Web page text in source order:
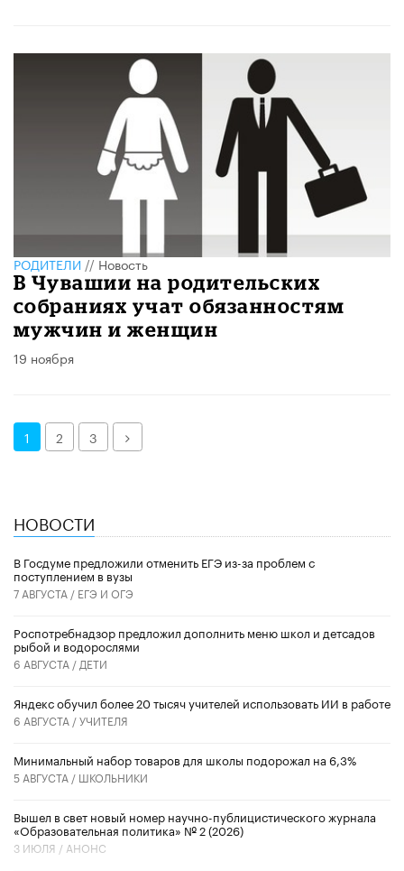
РОДИТЕЛИ//Новость
В Чувашии на родительских
собраниях учат обязанностям
мужчин и женщин
19 ноября
1 2 3 Далее
НОВОСТИ
В Госдуме предложили отменить ЕГЭ из-за проблем с
поступлением в вузы
7 АВГУСТА / ЕГЭ И ОГЭ
Роспотребнадзор предложил дополнить меню школ и детсадов
рыбой и водорослями
6 АВГУСТА / ДЕТИ
​Яндекс обучил более 20 тысяч учителей использовать ИИ в работе
6 АВГУСТА /УЧИТЕЛЯ
Минимальный набор товаров для школы подорожал на 6,3%
5 АВГУСТА / ШКОЛЬНИКИ
Вышел в свет новый номер научно-публицистического журнала
«Образовательная политика» № 2 (2026)
3 ИЮЛЯ / АНОНС